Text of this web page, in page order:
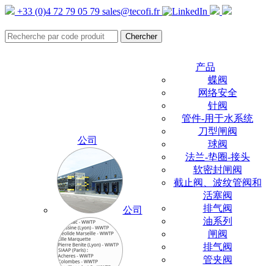
+33 (0)4 72 79 05 79 sales@tecofi.fr
公司
公司
产品
蝶阀
网络安全
针阀
管件-用于水系统
刀型闸阀
球阀
法兰-垫圈-接头
软密封闸阀
截止阀、波纹管阀和
活塞阀
排气阀
油系列
闸阀
排气阀
管夹阀